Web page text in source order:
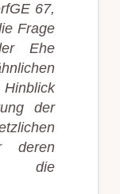
67,
Frage
Ehe
Hinblick
der
deren
die